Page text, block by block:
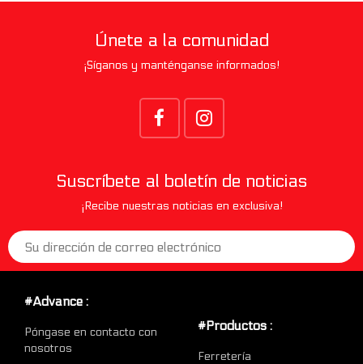
Únete a la comunidad
¡Síganos y manténganse informados!
Suscríbete al boletín de noticias
¡Recibe nuestras noticias en exclusiva!
#Advance :
Póngase en contacto con
nosotros
#Productos :
Ferretería